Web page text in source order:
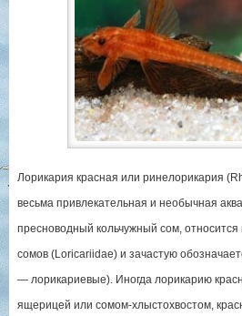
Лорикария красная или ринелорикария
весьма привлекательная и необычная
пресноводный кольчужный сом, относится
сомов (Loricariidae) и зачастую
— лорикариевые). Иногда лорикарию
ящерицей или сомом-хлыстохвостом,